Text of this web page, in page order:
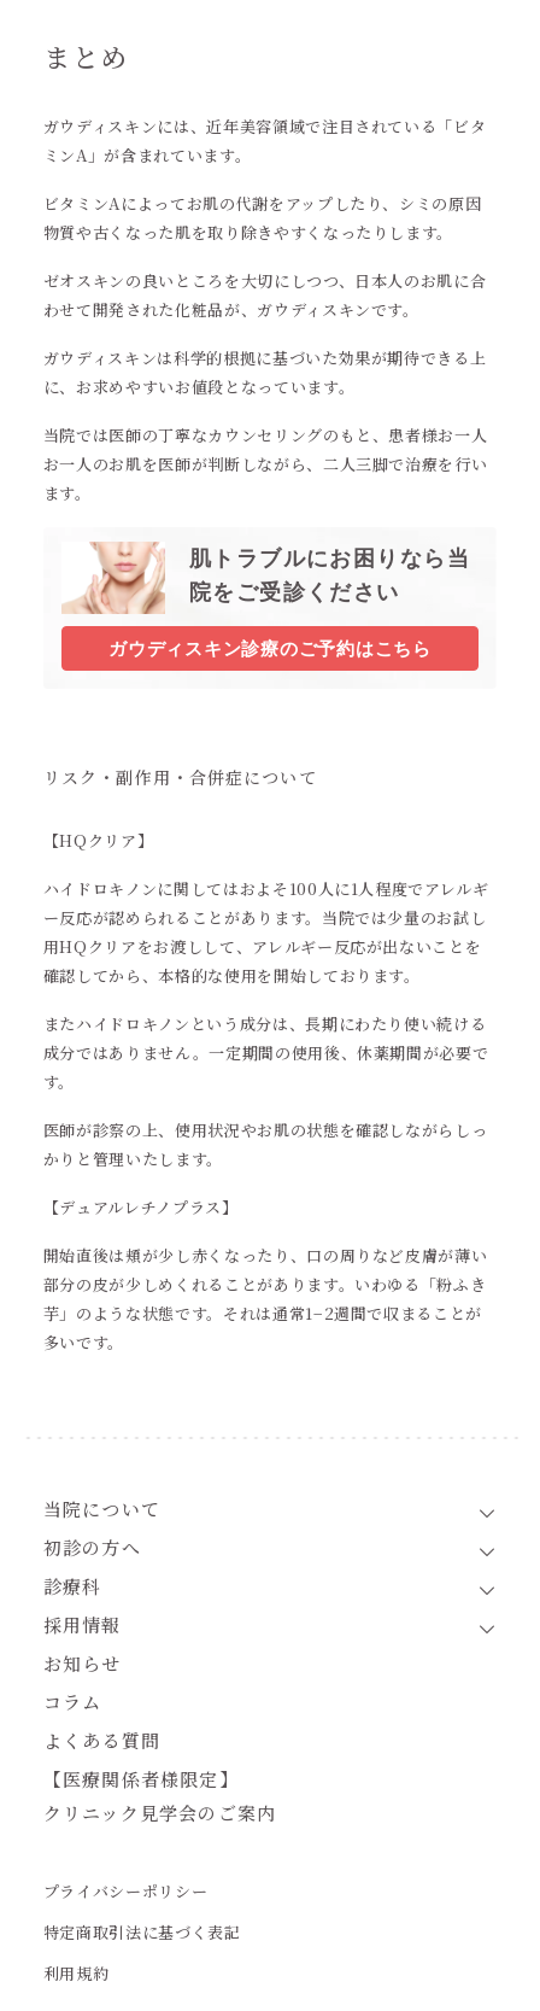
まとめ
ガウディスキンには、近年美容領域で注目されている「ビタ
ミンA」が含まれています。
ビタミンAによってお肌の代謝をアップしたり、シミの原因
物質や古くなった肌を取り除きやすくなったりします。
ゼオスキンの良いところを大切にしつつ、日本人のお肌に合
わせて開発された化粧品が、ガウディスキンです。
ガウディスキンは科学的根拠に基づいた効果が期待できる上
に、お求めやすいお値段となっています。
当院では医師の丁寧なカウンセリングのもと、患者様お一人
お一人のお肌を医師が判断しながら、二人三脚で治療を行い
ます。
肌トラブルにお困りなら当
院をご受診ください
ガウディスキン診療のご予約はこちら
リスク・副作用・合併症について
【HQクリア】
ハイドロキノンに関してはおよそ100人に1人程度でアレルギ
ー反応が認められることがあります。当院では少量のお試し
用HQクリアをお渡しして、アレルギー反応が出ないことを
確認してから、本格的な使用を開始しております。
またハイドロキノンという成分は、長期にわたり使い続ける
成分ではありません。一定期間の使用後、休薬期間が必要で
す。
医師が診察の上、使用状況やお肌の状態を確認しながらしっ
かりと管理いたします。
【デュアルレチノプラス】
開始直後は頬が少し赤くなったり、口の周りなど皮膚が薄い
部分の皮が少しめくれることがあります。いわゆる「粉ふき
芋」のような状態です。それは通常1−2週間で収まることが
多いです。
当院について
初診の方へ
診療科
採用情報
お知らせ
コラム
よくある質問
【医療関係者様限定】
クリニック見学会のご案内
プライバシーポリシー
特定商取引法に基づく表記
利用規約